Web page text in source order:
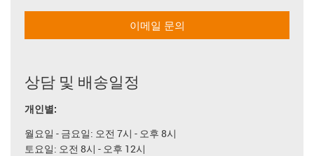
이메일 문의
상담 및 배송일정
개인별:
월요일 - 금요일: 오전 7시 - 오후 8시
토요일: 오전 8시 - 오후 12시